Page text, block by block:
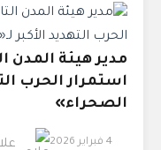
مدير هيئة المدن
استمرار الحرب
الصحراء»
4 فبراير 2026